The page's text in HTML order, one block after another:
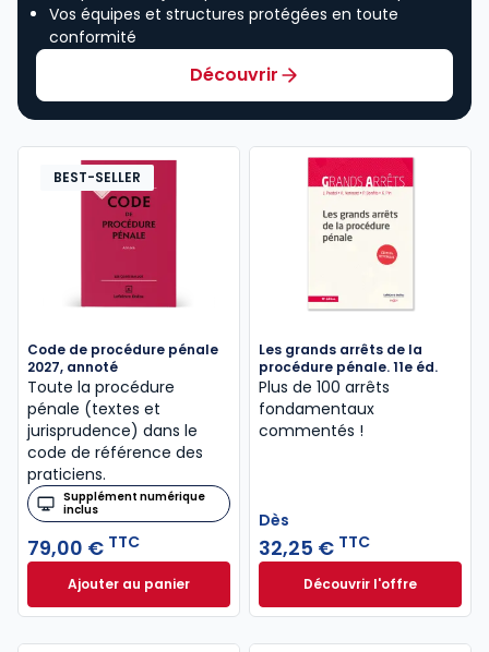
Vos équipes et structures protégées en toute
conformité
Découvrir
BEST-SELLER
Code de procédure pénale
2027, annoté
Toute la procédure
pénale (textes et
jurisprudence) dans le
code de référence des
praticiens.
Supplément numérique
inclus
79,00 € TTC
Ajouter au panierCode de procédure pénale 2027, annoté à 79,00 €
Les grands arrêts de la
procédure pénale. 11e éd.
Plus de 100 arrêts
fondamentaux
commentés !
Dès
32,25 € TTC
Découvrir l'offre
Les grands
Dès